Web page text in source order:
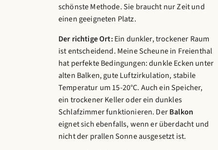
schönste Methode. Sie braucht nur Zeit und
einen geeigneten Platz.
Der richtige Ort:Ein dunkler, trockener Raum
ist entscheidend. Meine Scheune in Freienthal
hat perfekte Bedingungen: dunkle Ecken unter
alten Balken, gute Luftzirkulation, stabile
Temperatur um 15-20°C. Auch ein Speicher,
ein trockener Keller oder ein dunkles
Schlafzimmer funktionieren. DerBalkon
eignet sich ebenfalls, wenn er überdacht und
nicht der prallen Sonne ausgesetzt ist.